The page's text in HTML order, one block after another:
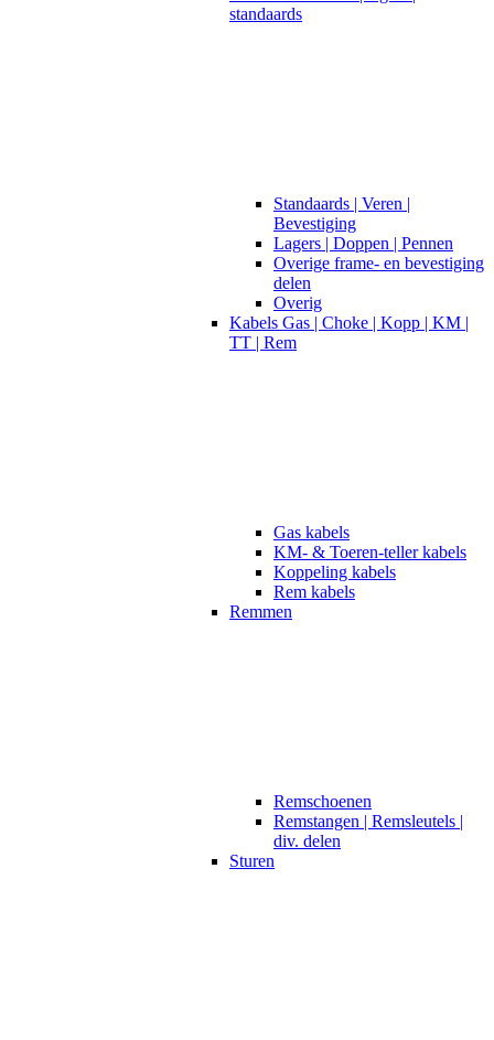
standaards
Standaards | Veren |
Bevestiging
Lagers | Doppen | Pennen
Overige frame- en bevestiging
delen
Overig
Kabels Gas | Choke | Kopp | KM |
TT | Rem
Gas kabels
KM- & Toeren-teller kabels
Koppeling kabels
Rem kabels
Remmen
Remschoenen
Remstangen | Remsleutels |
div. delen
Sturen